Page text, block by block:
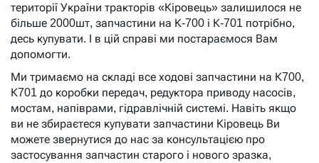
території України тракторів «Кіровець» залишилося не
більше 2000шт, запчастини на К-700 і К-701 потрібно,
десь купувати. І в цій справі ми постараємося Вам
допомогти.
Ми тримаємо на складі все ходові запчастини на К700,
К701 до коробки передач, редуктора приводу насосів,
мостам, напіврами, гідравлічній системі. Навіть якщо
ви не збираєтеся купувати запчастини Кіровець Ви
можете звернутися до нас за консультацією про
застосування запчастин старого і нового зразка,